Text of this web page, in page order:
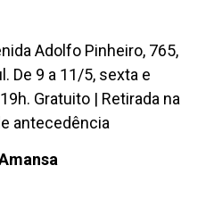
Adolfo Pinheiro, 765,
De 9 a 11/5, sexta e
Gratuito | Retirada na
antecedência